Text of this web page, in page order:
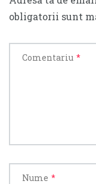
obligatorii sunt
Comentariu *
Nume *